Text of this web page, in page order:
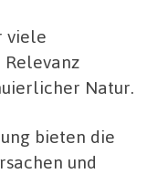
viele
Natur.
bieten die
und